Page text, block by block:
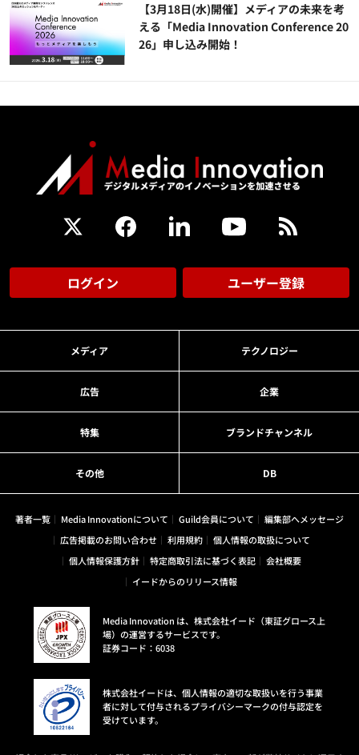
【3月18日(水)開催】メディアの未来を考
える「Media Innovation Conference 20
26」申し込み開始！
ログイン ユーザー登録
メディア テクノロジー
広告 企業
特集 ブランドチャンネル
その他 DB
著者一覧 Media Innovationについて Guild会員について
編集部へメッセージ
広告掲載のお問い合わせ
利用規約
個人情報の取扱について
個人情報保護方針
特定商取引法に基づく表記
会社概要
イードからのリリース情報
Media Innovation は、株式会社イード（東証グロース上
場）の運営するサービスです。
証券コード：6038
株式会社イードは、個人情報の適切な取扱いを行う事業
者に対して付与されるプライバシーマークの付与認定を
受けています。